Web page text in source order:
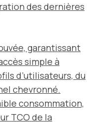
des dernières
garantissant
simple à
d’utilisateurs, du
chevronné.
consommation,
TCO de la